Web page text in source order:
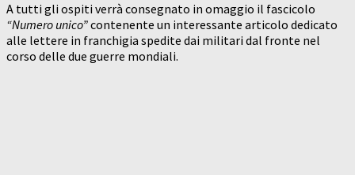
A tutti gli ospiti verrà consegnato in omaggio il fascicolo
“Numero unico”contenente un interessante articolo dedicato
alle lettere in franchigia spedite dai militari dal fronte nel
corso delle due guerre mondiali.